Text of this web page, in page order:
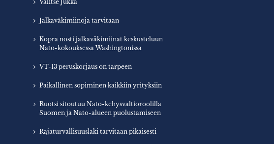
Valitse Jukka
Jalkaväkimiinoja tarvitaan
Kopra nosti jalkaväkimiinat keskusteluun
Nato-kokouksessa Washingtonissa
VT-13 peruskorjaus on tarpeen
Paikallinen sopiminen kaikkiin yrityksiin
Ruotsi sitoutuu Nato-kehysvaltioroolilla
Suomen ja Nato-alueen puolustamiseen
Rajaturvallisuuslaki tarvitaan pikaisesti